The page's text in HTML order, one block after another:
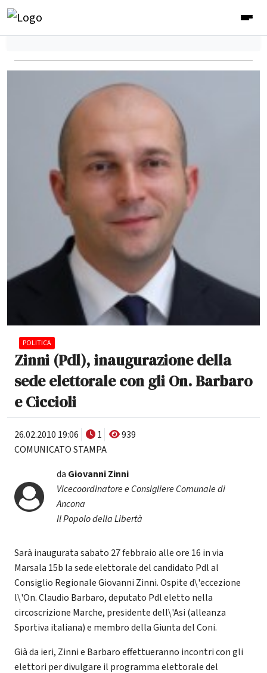
POLITICA
Zinni (Pdl), inaugurazione della
sede elettorale con gli On. Barbaro
e Ciccioli
26.02.2010 19:06 1
939
COMUNICATO STAMPA
da Giovanni Zinni
Vicecoordinatore e Consigliere Comunale di
Ancona
Il Popolo della Libertà
Sarà inaugurata sabato 27 febbraio alle ore 16 in via
Marsala 15b la sede elettorale del candidato Pdl al
Consiglio Regionale Giovanni Zinni. Ospite d\'eccezione
l\'On. Claudio Barbaro, deputato Pdl eletto nella
circoscrizione Marche, presidente dell\'Asi (alleanza
Sportiva italiana) e membro della Giunta del Coni.
Già da ieri, Zinni e Barbaro effettueranno incontri con gli
elettori per divulgare il programma elettorale del